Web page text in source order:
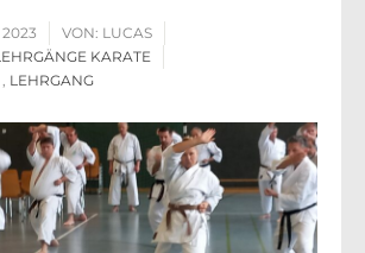
VON: LUCAS
KARATE
, LEHRGANG